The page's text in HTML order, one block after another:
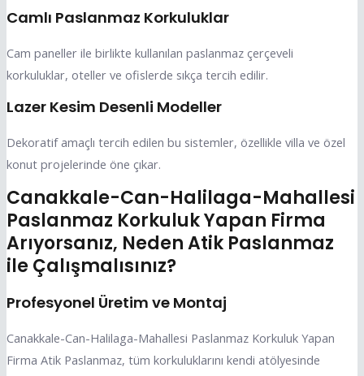
Camlı Paslanmaz Korkuluklar
Cam paneller ile birlikte kullanılan paslanmaz çerçeveli
korkuluklar, oteller ve ofislerde sıkça tercih edilir.
Lazer Kesim Desenli Modeller
Dekoratif amaçlı tercih edilen bu sistemler, özellikle villa ve özel
konut projelerinde öne çıkar.
Canakkale-Can-Halilaga-Mahallesi
Paslanmaz Korkuluk Yapan Firma
Arıyorsanız, Neden Atik Paslanmaz
ile Çalışmalısınız?
Profesyonel Üretim ve Montaj
Canakkale-Can-Halilaga-Mahallesi Paslanmaz Korkuluk Yapan
Firma Atik Paslanmaz, tüm korkuluklarını kendi atölyesinde